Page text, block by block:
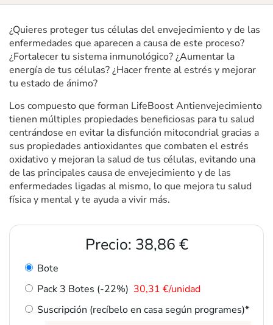
¿Quieres proteger tus células del envejecimiento y de las
enfermedades que aparecen a causa de este proceso?
¿Fortalecer tu sistema inmunológico? ¿Aumentar la
energía de tus células? ¿Hacer frente al estrés y mejorar
tu estado de ánimo?
Los compuesto que forman LifeBoost Antienvejecimiento
tienen múltiples propiedades beneficiosas para tu salud
centrándose en evitar la disfunción mitocondrial gracias a
sus propiedades antioxidantes que combaten el estrés
oxidativo y mejoran la salud de tus células, evitando una
de las principales causa de envejecimiento y de las
enfermedades ligadas al mismo, lo que mejora tu salud
física y mental y te ayuda a vivir más.
Precio: 38,86 €
Bote
Pack 3 Botes (-22%) 30,31 €/unidad
Suscripción (recíbelo en casa según programes)*